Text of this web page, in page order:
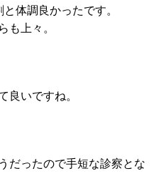
体調良かったです。
も上々。
良いですね。
だったので手短な診察とな